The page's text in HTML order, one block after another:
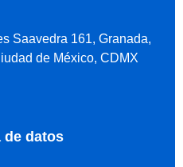
Saavedra 161, Granada,
de México, CDMX
de datos